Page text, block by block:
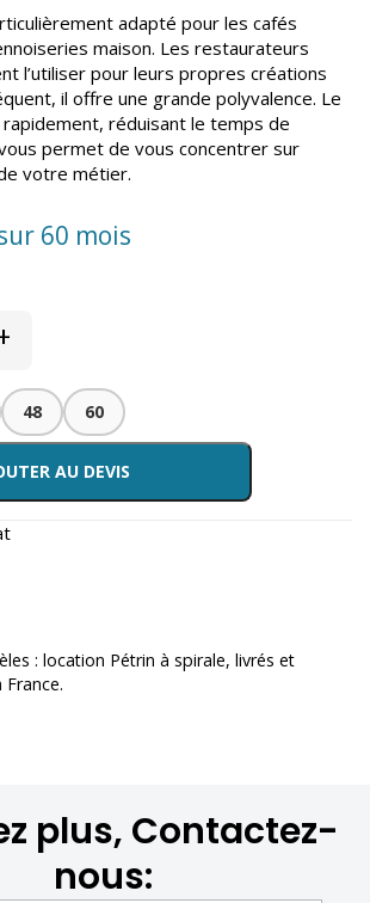
adapté pour les cafés
maison. Les restaurateurs
l’utiliser pour leurs propres créations
il offre une grande polyvalence. Le
réduisant le temps de
permet de vous concentrer sur
votre métier.
60 mois
48 60
AU DEVIS
: location Pétrin à spirale, livrés et
plus, Contactez-
nous: